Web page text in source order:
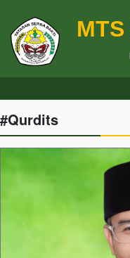
#Qurdits